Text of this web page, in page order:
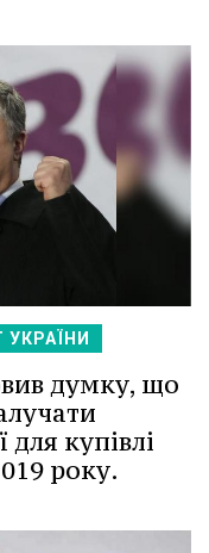
УКРАЇНИ
думку, що
для купівлі
року.